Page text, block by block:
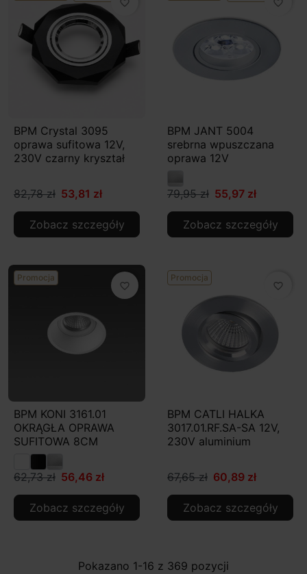
favorite_border
BPM Crystal 3095
oprawa sufitowa 12V,
230V czarny kryształ
82,78 zł 53,81 zł
Zobacz szczegóły
favorite_border
BPM JANT 5004
srebrna wpuszczana
oprawa 12V
79,95 zł 55,97 zł
Zobacz szczegóły
Promocja
favorite_border
BPM KONI 3161.01
OKRĄGŁA OPRAWA
SUFITOWA 8CM
62,73 zł 56,46 zł
Zobacz szczegóły
Promocja
favorite_border
BPM CATLI HALKA
3017.01.RF.SA-SA 12V,
230V aluminium
67,65 zł 60,89 zł
Zobacz szczegóły
Pokazano 1-16 z 369 pozycji